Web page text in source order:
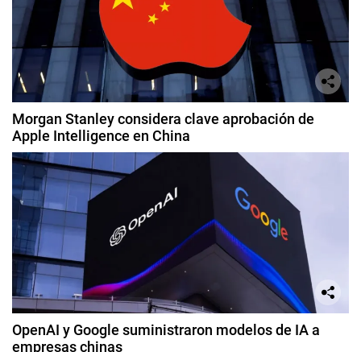
Morgan Stanley considera clave aprobación de
Apple Intelligence en China
OpenAI y Google suministraron modelos de IA a
empresas chinas